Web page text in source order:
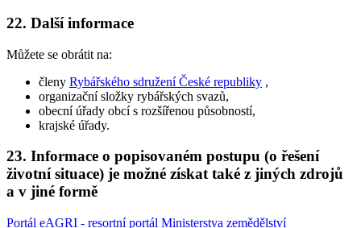
22. Další informace
Můžete se obrátit na:
členy Rybářského sdružení České republiky ,
organizační složky rybářských svazů,
obecní úřady obcí s rozšířenou působností,
krajské úřady.
23. Informace o popisovaném postupu (o řešení
životní situace) je možné získat také z jiných zdrojů
a v jiné formě
Portál eAGRI - resortní portál Ministerstva zemědělství